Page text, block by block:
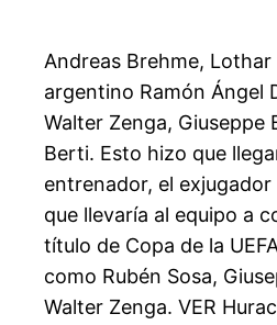
Andreas Brehme,
argentino Ramón Ángel
Walter Zenga, Giuseppe
Berti. Esto hizo que
entrenador, el
que llevaría al equipo a
título de Copa de la
como Rubén Sosa,
Walter Zenga. VER